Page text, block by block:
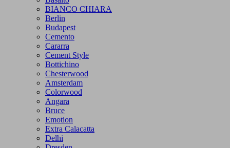
BIANCO CHIARA
Berlin
Budapest
Cemento
Cararra
Cement Style
Bottichino
Chesterwood
Amsterdam
Colorwood
Angara
Bruce
Emotion
Extra Calacatta
Delhi